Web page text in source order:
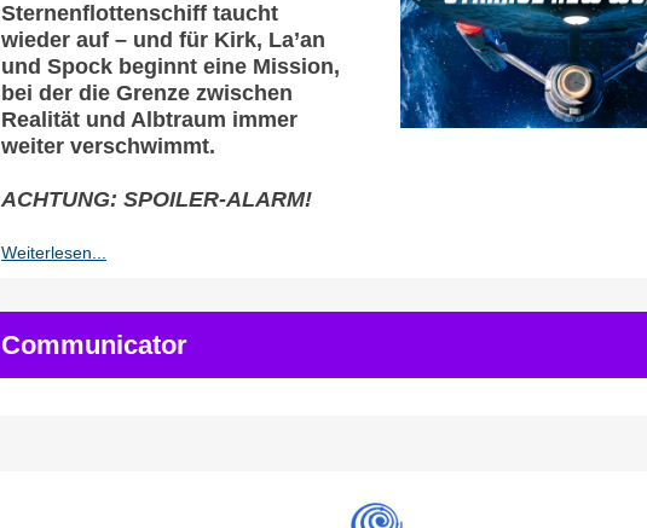
Sternenflottenschiff taucht
wieder auf – und für Kirk, La’an
und Spock beginnt eine Mission,
bei der die Grenze zwischen
Realität und Albtraum immer
weiter verschwimmt.
ACHTUNG: SPOILER-ALARM!
Weiterlesen...
Communicator